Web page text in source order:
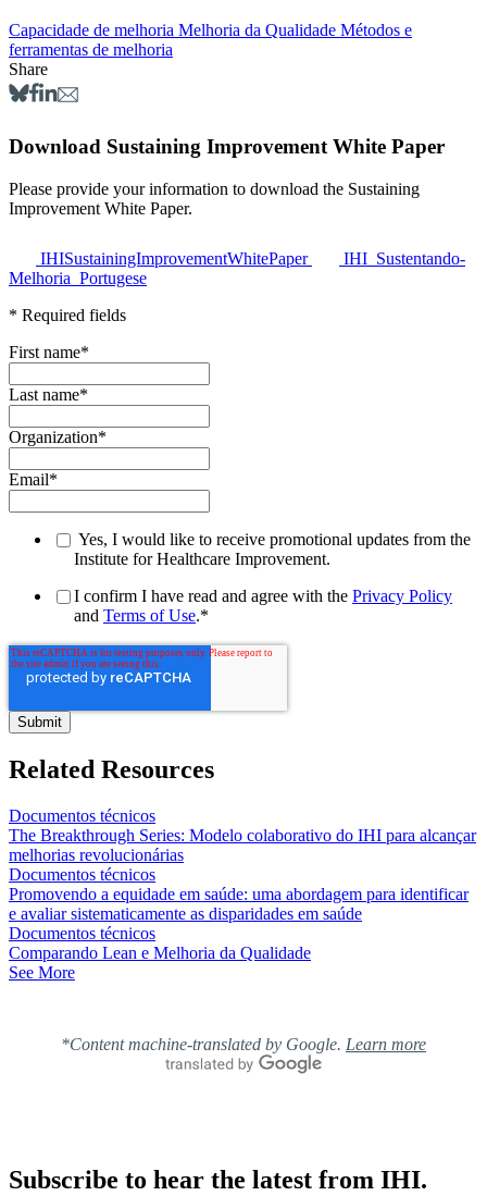
Capacidade de melhoria Melhoria da Qualidade Métodos e
ferramentas de melhoria
Share
Download Sustaining Improvement White Paper
Please provide your information to download the Sustaining
Improvement White Paper.
IHISustainingImprovementWhitePaper
IHI_Sustentando-
Melhoria_Portugese
* Required fields
First name*
Last name*
Organization*
Email*
Yes, I would like to receive promotional updates from the
Institute for Healthcare Improvement.
I confirm I have read and agree with the Privacy Policy
and Terms of Use.*
Related Resources
Documentos técnicos
The Breakthrough Series: Modelo colaborativo do IHI para alcançar
melhorias revolucionárias
Documentos técnicos
Promovendo a equidade em saúde: uma abordagem para identificar
e avaliar sistematicamente as disparidades em saúde
Documentos técnicos
Comparando Lean e Melhoria da Qualidade
See More
*Content machine-translated by Google. Learn more
Subscribe to hear the latest from IHI.